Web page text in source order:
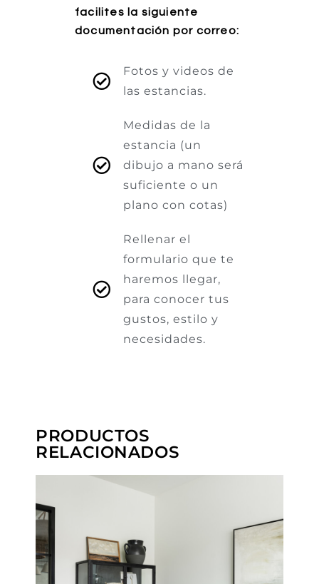
facilites la siguiente
documentación por correo:
Fotos y videos de
las estancias.
Medidas de la
estancia (un
dibujo a mano será
suficiente o un
plano con cotas)
Rellenar el
formulario que te
haremos llegar,
para conocer tus
gustos, estilo y
necesidades.
PRODUCTOS
RELACIONADOS